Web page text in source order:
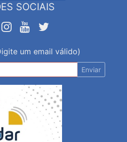
SOCIAIS
um email válido)
Enviar